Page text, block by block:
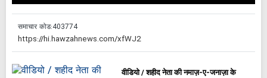
Play Mute Settings
PIP Enter
समाचार कोड:403774
वीडियो / शहीद नेता की नमाज़-ए-जनाज़ा के